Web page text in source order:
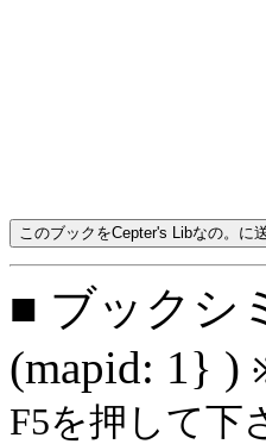
■ ブックシ
(mapid: 1} )
F5を押して下